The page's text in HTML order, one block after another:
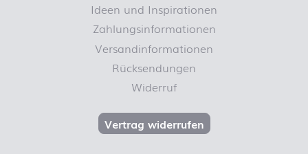
Ideen und Inspirationen
Zahlungsinformationen
Versandinformationen
Rücksendungen
Widerruf
Vertrag widerrufen